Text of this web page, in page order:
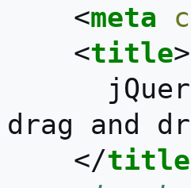
<meta
<title>
drag and
</title